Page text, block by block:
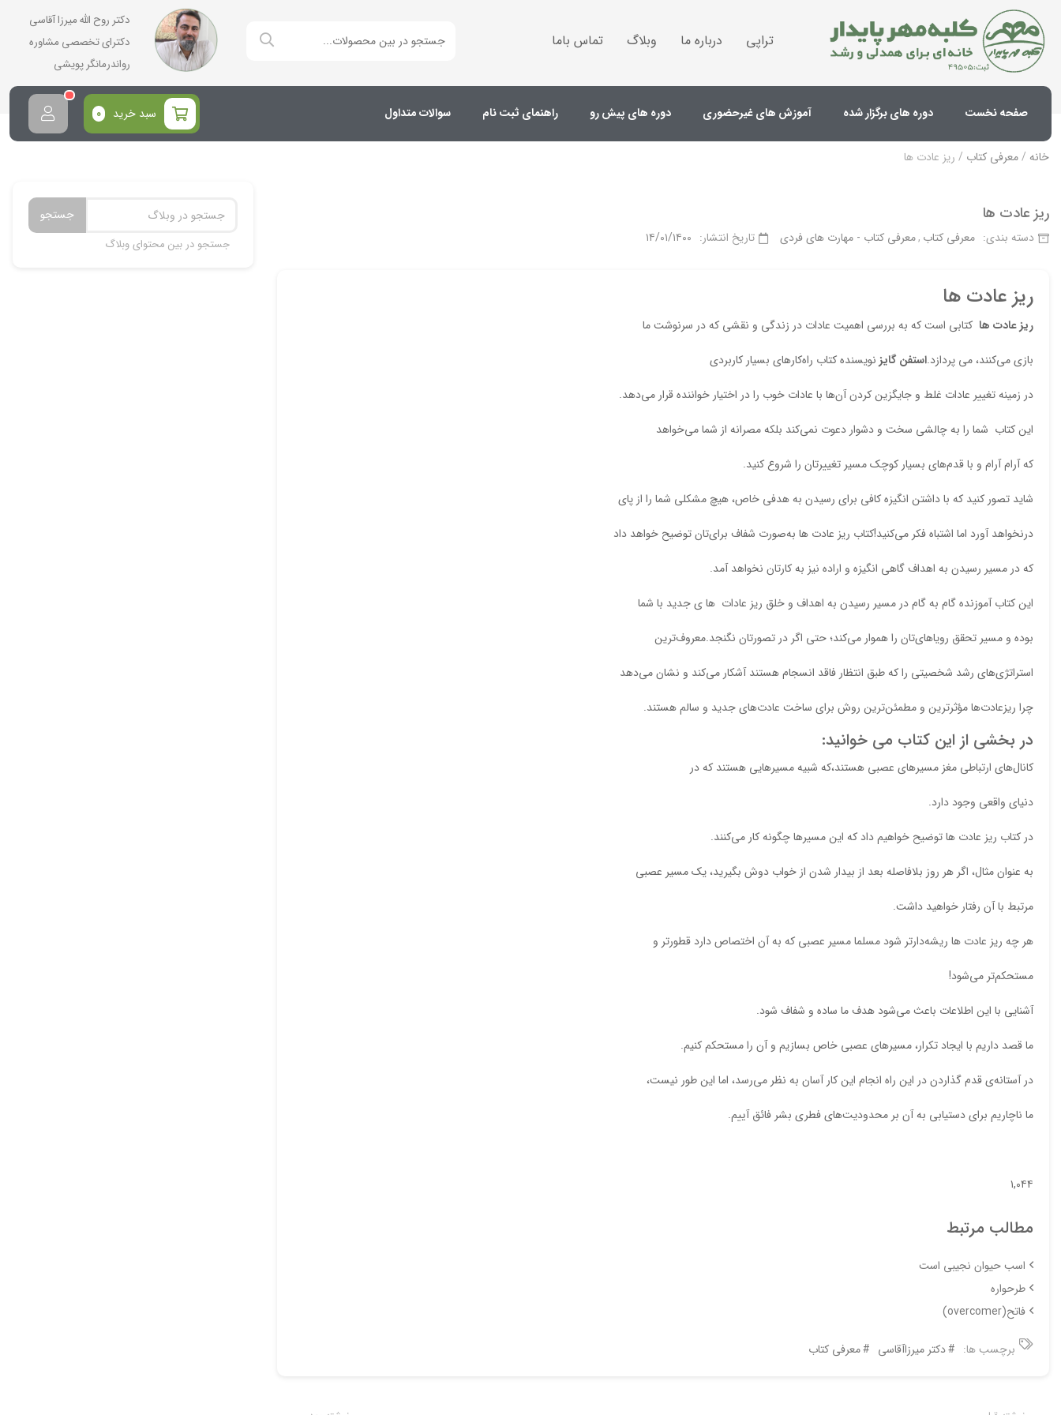
تراپی درباره ما وبلاگ تماس باما
دکتر روح الله میرزا آقاسی
دکترای تخصصی مشاوره
رواندرمانگر پویشی
صفحه نخست دوره های برگزار شده آموزش های غیرحضوری دوره های پیش رو راهنمای ثبت نام سوالات متداول سبد خرید 0
خانه /معرفی کتاب / ریز عادت ها
ریز عادت ها
دسته بندی: معرفی کتاب معرفی کتاب - مهارت های فردی تاریخ انتشار: ۱۴/۰۱/۱۴۰۰
ریز عادت ها
ریز عادت هاکتابی است که به بررسی اهمیت عادات در زندگی و نقشی که در سرنوشت ما
بازی می‌کنند، می پردازد.استفن گایز نویسنده کتاب راه‌کارهای بسیار کاربردی
در زمینه تغییر عادات غلط و جایگزین کردن آن‌ها با عادات خوب را در اختیار خواننده قرار می‌دهد.
این کتاب شما را به چالشی سخت و دشوار دعوت نمی‌کند بلکه مصرانه از شما می‌خواهد
که آرام آرام و با قدم‌های بسیار کوچک مسیر تغییرتان را شروع کنید.
شاید تصور کنید که با داشتن انگیزه کافی برای رسیدن به هدفی خاص، هیچ مشکلی شما را از پای
درنخواهد آورد اما اشتباه فکر می‌کنید!کتاب ریز عادت ها به‌صورت شفاف برای‌تان توضیح خواهد داد
که در مسیر رسیدن به اهداف گاهی انگیزه و اراده نیز به کارتان نخواهد آمد.
این کتاب آموزنده گام به گام در مسیر رسیدن به اهداف و خلق ریز عادات ها ی جدید با شما
بوده و مسیر تحقق رویاهای‌تان را هموار می‌کند؛ حتی اگر در تصورتان نگنجد.معروف‌ترین
استراتژی‌های رشد شخصیتی را که طبق انتظار فاقد انسجام هستند آشکار می‌کند و نشان می‌دهد
چرا ریزعادت‌ها مؤثرترین و مطمئن‌ترین روش برای ساخت عادت‌های جدید و سالم هستند.
در بخشی از این کتاب می خوانید:
کانال‌های ارتباطی مغز مسیرهای عصبی هستند،که شبیه مسیرهایی هستند که در
دنیای واقعی وجود دارد.
در کتاب ریز عادت ها توضیح خواهیم داد که این مسیرها چگونه کار می‌کنند.
به‌ عنوان‌ مثال، اگر هر روز بلافاصله بعد از بیدار شدن از خواب دوش بگیرید، یک مسیر عصبی
مرتبط با آن رفتار خواهید داشت.
هر چه ریز عادت ها ریشه‌دارتر شود مسلما مسیر عصبی که به آن اختصاص دارد قطورتر و
مستحکم‌تر می‌شود!
آشنایی با این اطلاعات باعث می‌شود هدف ما ساده و شفاف شود.
ما قصد داریم با ایجاد تکرار، مسیرهای عصبی خاص بسازیم و آن را مستحکم کنیم.
در آستانه‌ی قدم گذاردن در این راه انجام این کار آسان به نظر می‌رسد، اما این‌ طور نیست،
ما ناچاریم برای دستیابی به آن بر محدودیت‌های فطری بشر فائق آییم.
۱,۰۴۴
مطالب مرتبط
اسب حیوان نجیبی است
طرحواره
فاتح(overcomer)
برچسب ها: دکتر میرزاآقاسی معرفی کتاب
جستجو
جستجو در بین محتوای وبلاگ